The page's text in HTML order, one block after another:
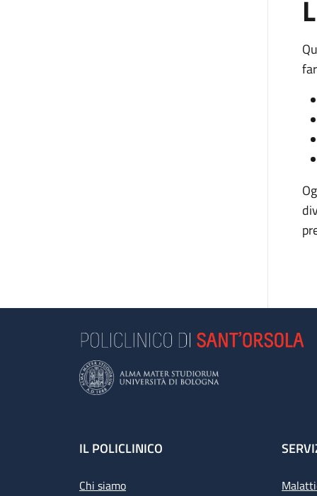
Footer
IL POLICLINICO
Chi siamo